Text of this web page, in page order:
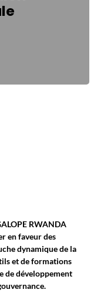
RWANDA
en faveur des
dynamique de la
et de formations
de développement